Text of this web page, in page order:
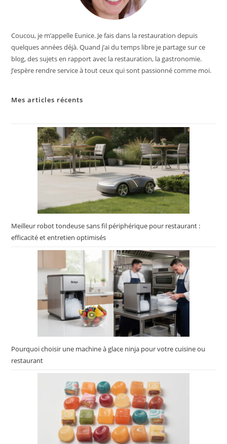
Coucou, je m’appelle Eunice. Je fais dans la restauration depuis
quelques années déjà. Quand j’ai du temps libre je partage sur ce
blog, des sujets en rapport avec la restauration, la gastronomie.
J’espère rendre service à tout ceux qui sont passionné comme moi.
Mes articles récents
Meilleur robot tondeuse sans fil périphérique pour restaurant :
efficacité et entretien optimisés
Pourquoi choisir une machine à glace ninja pour votre cuisine ou
restaurant